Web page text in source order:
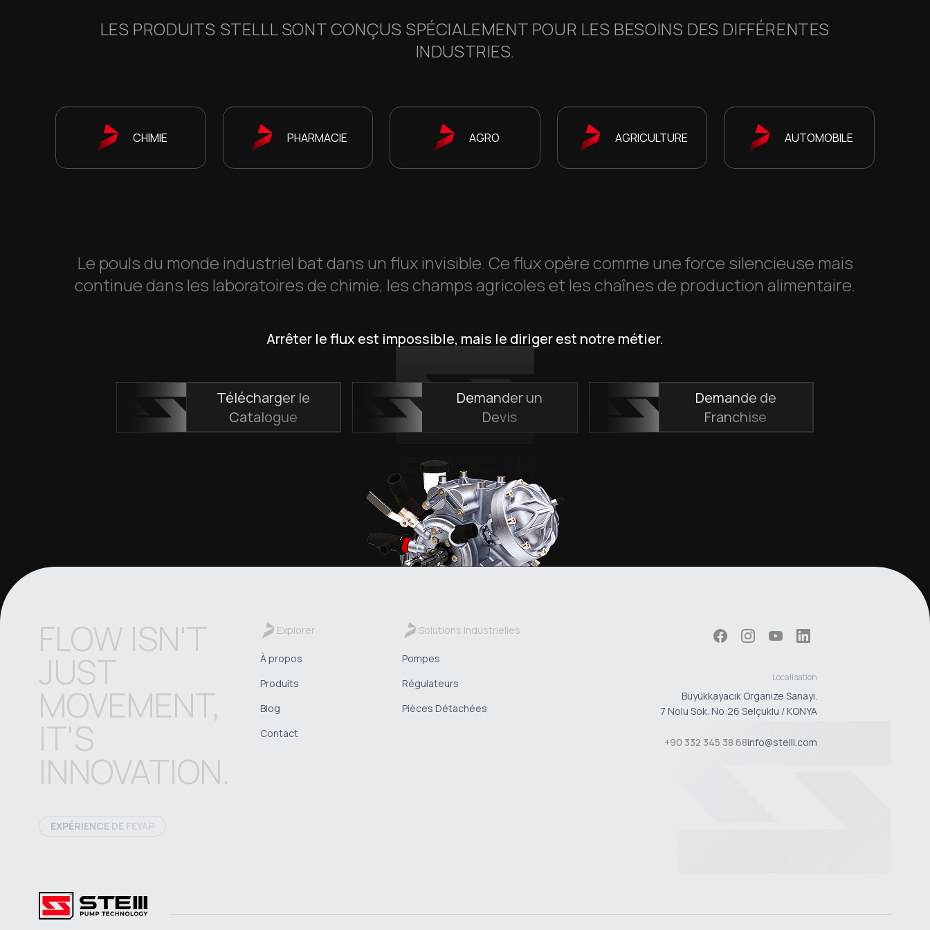
LES PRODUITS STELLL SONT CONÇUS SPÉCIALEMENT POUR LES BESOINS DES DIFFÉRENTES
INDUSTRIES.
CHIMIE PHARMACIE AGRO AGRICULTURE AUTOMOBILE
Le pouls du monde industriel bat dans un flux invisible. Ce flux opère comme une force silencieuse mais
continue dans les laboratoires de chimie, les champs agricoles et les chaînes de production alimentaire.
Arrêter le flux est impossible, mais le diriger est notre métier.
Télécharger le
Catalogue
Demander un
Devis
Demande de
Franchise
FLOW ISN'T
JUST
MOVEMENT,
IT'S
INNOVATION.
EXPÉRIENCE DE FEYAP
Explorer
À propos
Produits
Blog
Contact
Solutions Industrielles
Pompes
Régulateurs
Pièces Détachées
Localisation
Büyükkayacık Organize Sanayi.
7 Nolu Sok. No:26 Selçuklu / KONYA
+90 332 345 38 68info@stelll.com